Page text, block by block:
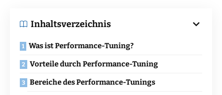
Inhaltsverzeichnis
Was ist Performance-Tuning?
Vorteile durch Performance-Tuning
Bereiche des Performance-Tunings